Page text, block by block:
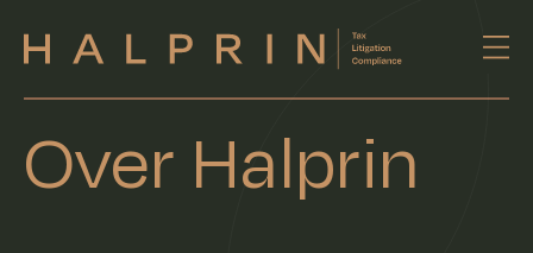
Over Halprin